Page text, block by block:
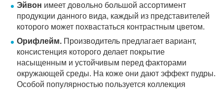
Эйвон имеет довольно большой ассортимент
продукции данного вида, каждый из представителей
которого может похвастаться контрастным цветом.
Орифлейм. Производитель предлагает вариант,
консистенция которого делает покрытие
насыщенным и устойчивым перед факторами
окружающей среды. На коже они дают эффект пудры.
Особой популярностью пользуется коллекция